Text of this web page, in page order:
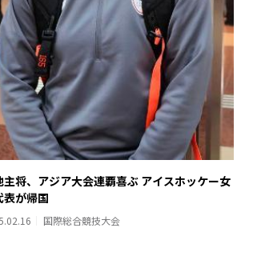
主将、アジア大会連覇喜ぶ アイスホッケー女
表が帰国
国際総合競技大会